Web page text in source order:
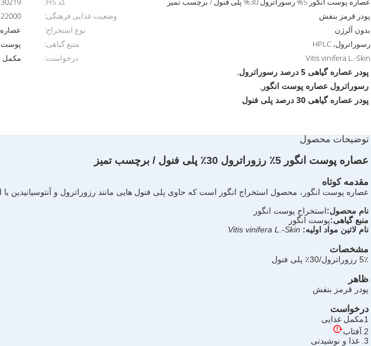
پودر قرمز بنفش وضعیت غذایی فرهنگی:
بدون آلرژن نوع استخراج:
رسوراترول، HPLC منبع گیاهی:
پوست
Vitis vinifera L.-Skin درخواست:
مکمل
پودر عصاره گیاهی 5 درصد رسوراترول ,
رسوراترول عصاره پوست انگور ,
پودر عصاره گیاهی 30 درصد پلی فنول
توضیحات محصول
عصاره پوست انگور 5٪ رزوراترول 30٪ پلی فنول / برچسب تمیز
مقدمه کوتاه
عصاره پوست انگور، محصول استخراج انگور است که حاوی پلی فنول هایی مانند رزوراترول و
نام محصول:استخراج پوست انگور
منبع گیاهی:پوست انگور
نام لاتین مواد اولیه: Vitis vinifera L.-Skin
مشخصات
5٪ رزوراترول/30٪ پلی فنول
ظاهر
پودر قرمز بنفش
درخواست
1مکمل غذایی
2.آفتاب
3. غذا و نوشیدنی